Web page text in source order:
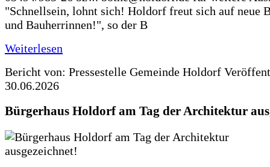
"Schnellsein, lohnt sich! Holdorf freut sich auf neue
und Bauherrinnen!", so der B
Weiterlesen
Bericht von: Pressestelle Gemeinde Holdorf
30.06.2026
Bürgerhaus Holdorf am Tag der Architektur